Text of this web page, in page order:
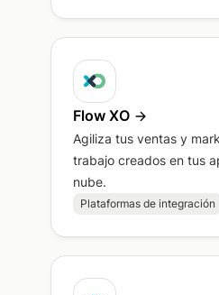
Flow XO
Agiliza tus ventas y
trabajo creados en tus
nube.
Plataformas de integración